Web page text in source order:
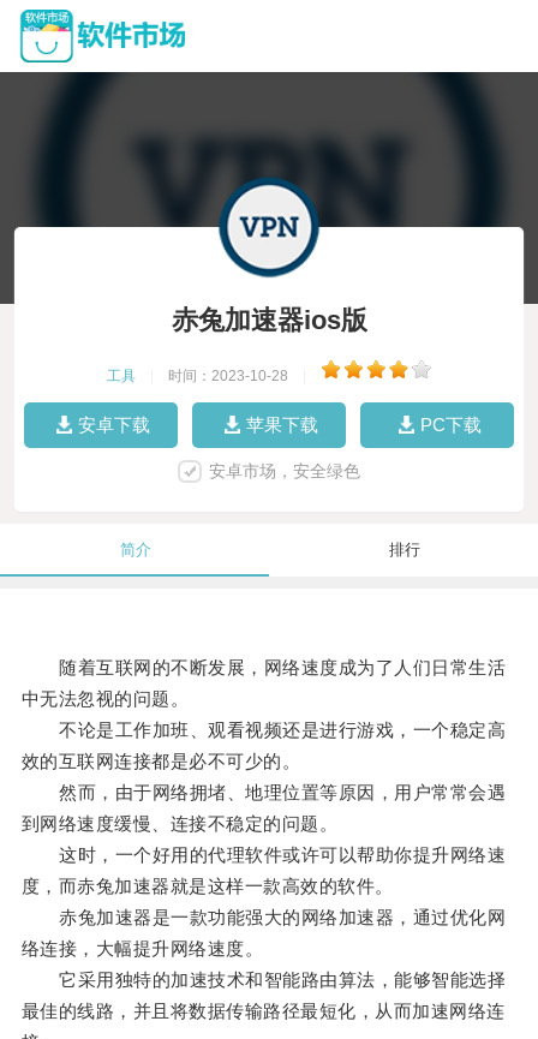
赤兔加速器ios版
工具 时间：2023-10-28
安卓下载 苹果下载 PC下载
安卓市场，安全绿色
简介 排行
随着互联网的不断发展，网络速度成为了人们日常生活
中无法忽视的问题。
不论是工作加班、观看视频还是进行游戏，一个稳定高
效的互联网连接都是必不可少的。
然而，由于网络拥堵、地理位置等原因，用户常常会遇
到网络速度缓慢、连接不稳定的问题。
这时，一个好用的代理软件或许可以帮助你提升网络速
度，而赤兔加速器就是这样一款高效的软件。
赤兔加速器是一款功能强大的网络加速器，通过优化网
络连接，大幅提升网络速度。
它采用独特的加速技术和智能路由算法，能够智能选择
最佳的线路，并且将数据传输路径最短化，从而加速网络连